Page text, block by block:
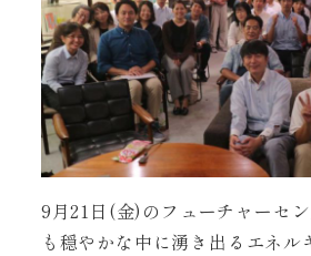
9月21日(金)のフューチャーセ
も穏やかな中に湧き出るエネル